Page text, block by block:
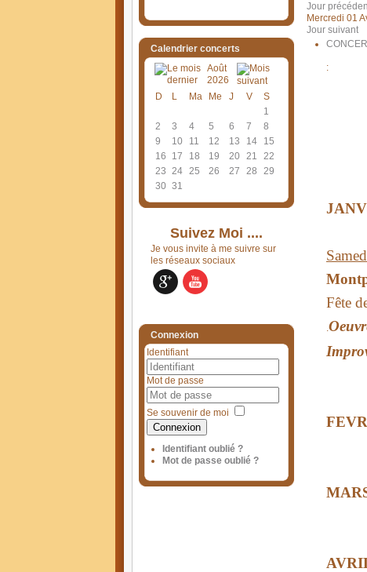
Calendrier concerts
Août
2026
D
L Ma Me J V
S
1
2
3 4 5 6 7
8
9
10 11 12 13 14
15
16
17 18 19 20 21
22
23 24 25 26 27 28
29
30 31
Suivez Moi ....
Je vous invite à me suivre sur
les réseaux sociaux
Connexion
Identifiant
Mot de passe
Se souvenir de moi
Connexion
Identifiant oublié ?
Mot de passe oublié ?
Jour
Mercredi 01
Jour suivant
:
Fête
.